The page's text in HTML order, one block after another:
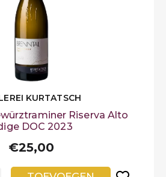
KURTATSCH
Riserva Alto
DOC 2023
€25,00